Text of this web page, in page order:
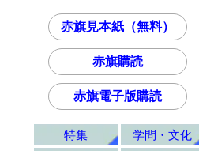
赤旗見本紙（無料）
赤旗購読
赤旗電子版購読
特集
学問・文化